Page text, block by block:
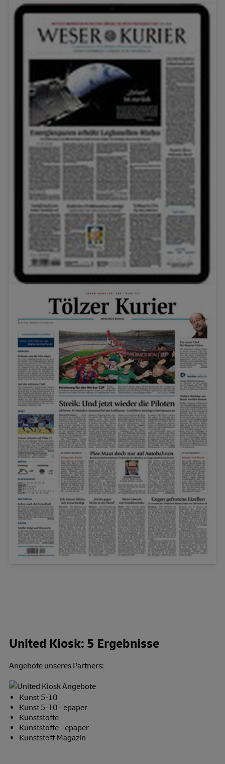
United Kiosk: 5 Ergebnisse
Angebote unseres Partners:
Kunst 5-10
Kunst 5-10 - epaper
Kunststoffe
Kunststoffe - epaper
Kunststoff Magazin